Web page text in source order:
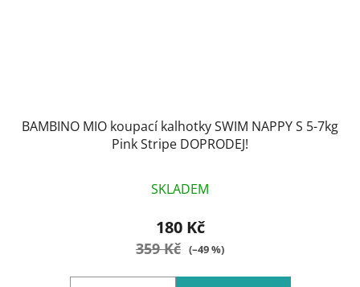
BAMBINO MIO koupací kalhotky SWIM NAPPY S 5-7kg
Pink Stripe DOPRODEJ!
SKLADEM
180 Kč
359 Kč (–49 %)